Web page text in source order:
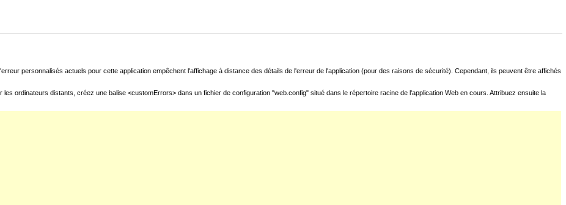
personnalisés actuels pour cette application empêchent l'affichage à distance des détails de l'erreur de l'application (pour des raisons de sécurité). Cependant, ils peuvent être affichés
ordinateurs distants, créez une balise <customErrors> dans un fichier de configuration "web.config" situé dans le répertoire racine de l'application Web en cours. Attribuez ensuite la